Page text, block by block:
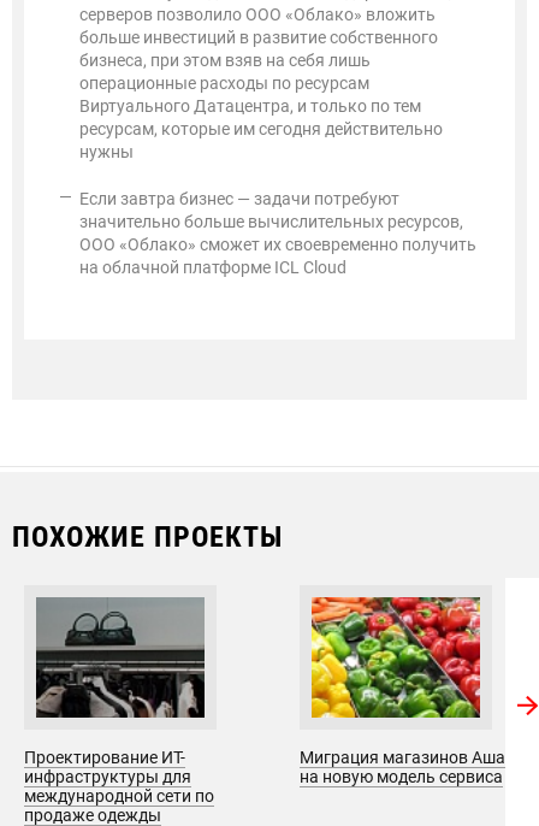
серверов позволило ООО «Облако» вложить
больше инвестиций в развитие собственного
бизнеса, при этом взяв на себя лишь
операционные расходы по ресурсам
Виртуального Датацентра, и только по тем
ресурсам, которые им сегодня действительно
нужны
Если завтра бизнес — задачи потребуют
значительно больше вычислительных ресурсов,
ООО «Облако» сможет их своевременно получить
на облачной платформе ICL Cloud
ПОХОЖИЕ ПРОЕКТЫ
Проектирование ИТ-
инфраструктуры для
международной сети по
продаже одежды
Миграция магазинов Ашан
на новую модель сервиса